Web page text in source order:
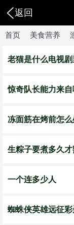
返回
首页 美食营养
老猫是什么电视
惊奇队长能力来自
冻面筋在烤前怎么
生粽子要煮多久才
一个连多少人
蜘蛛侠英雄远征